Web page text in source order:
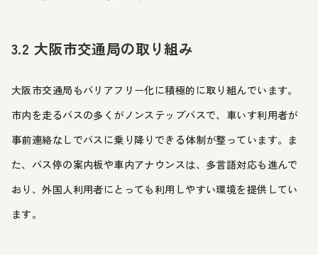
3.2 大阪市交通局の取り組み
大阪市交通局もバリアフリー化に積極的に取り組んでいます。
市内を走るバスの多くがノンステップバスで、車いす利用者が
事前連絡なしでバスに乗り降りできる体制が整っています。ま
た、バス停の案内板や車内アナウンスは、多言語対応も進んで
おり、外国人利用者にとっても利用しやすい環境を提供してい
ます。